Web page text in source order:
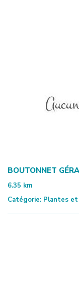
BOUTONNET
6.35 km
Catégorie: Plantes et